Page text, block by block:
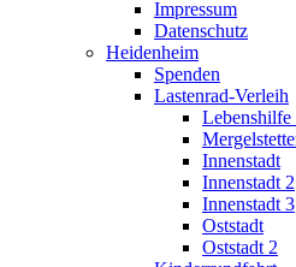
Impressum
Datenschutz
Heidenheim
Spenden
Lastenrad-Verleih
Lebenshilfe
Innenstadt
Innenstadt 2
Innenstadt 3
Oststadt
Oststadt 2